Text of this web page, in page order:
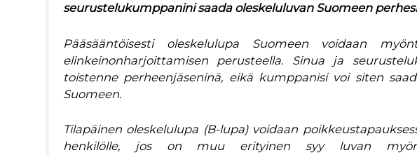
seurustelukumppanini saada oleskeluluvan Suomeen
Pääsääntöisesti oleskelulupa Suomeen voidaan
elinkeinonharjoittamisen perusteella. Sinua ja
toistenne perheenjäseninä, eikä kumppanisi voi siten
Suomeen.
Tilapäinen oleskelulupa (B-lupa) voidaan
henkilölle, jos on muu erityinen syy luvan